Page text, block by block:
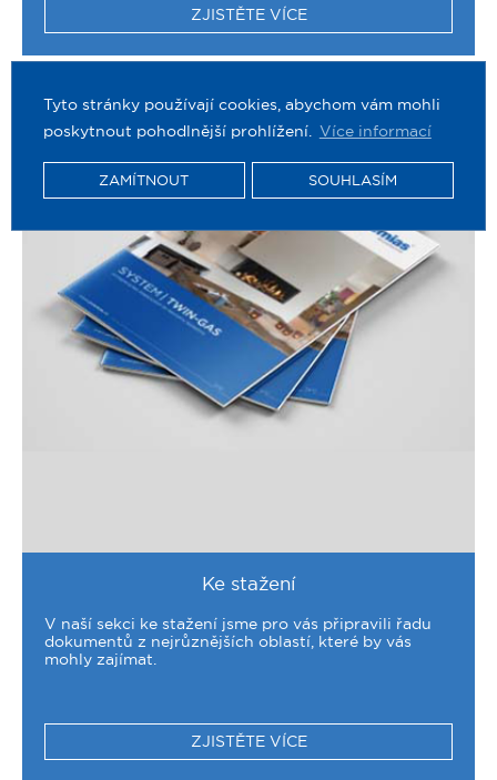
Tyto stránky používají cookies, abychom vám mohli
poskytnout pohodlnější prohlížení. Více informací
ZAMÍTNOUT SOUHLASÍM
ZJISTĚTE VÍCE
Ke stažení
V naší sekci ke stažení jsme pro vás připravili řadu
dokumentů z nejrůznějších oblastí, které by vás
mohly zajímat.
ZJISTĚTE VÍCE